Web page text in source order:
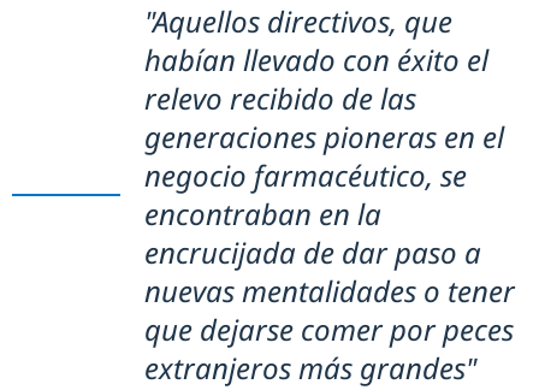
"Aquellos directivos, que
habían llevado con éxito el
relevo recibido de las
generaciones pioneras en el
negocio farmacéutico, se
encontraban en la
encrucijada de dar paso a
nuevas mentalidades o tener
que dejarse comer por peces
extranjeros más grandes"